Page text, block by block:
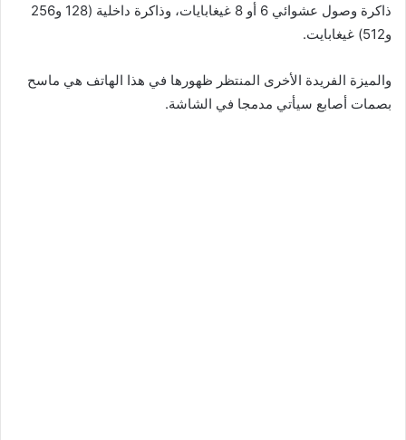
ذاكرة وصول عشوائي 6 أو 8 غيغابايات، وذاكرة داخلية (128 و256
و512) غيغابايت.
والميزة الفريدة الأخرى المنتظر ظهورها في هذا الهاتف هي ماسح
بصمات أصابع سيأتي مدمجا في الشاشة.